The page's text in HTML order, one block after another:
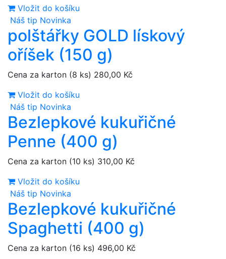
Vložit do košíku
Náš tip Novinka
polštářky GOLD lískový
oříšek (150 g)
Cena za karton (8 ks) 280,00 Kč
Vložit do košíku
Náš tip Novinka
Bezlepkové kukuřičné
Penne (400 g)
Cena za karton (10 ks) 310,00 Kč
Vložit do košíku
Náš tip Novinka
Bezlepkové kukuřičné
Spaghetti (400 g)
Cena za karton (16 ks) 496,00 Kč